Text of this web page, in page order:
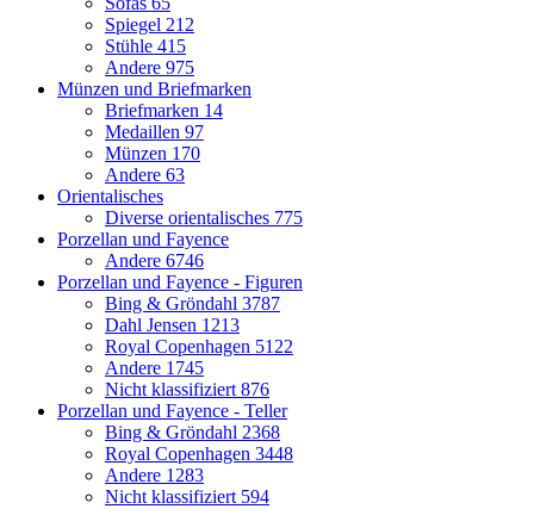
Spiegel 212
Stühle 415
Andere 975
Münzen und Briefmarken
Briefmarken 14
Medaillen 97
Münzen 170
Andere 63
Orientalisches
Diverse orientalisches 775
Porzellan und Fayence
Andere 6746
Porzellan und Fayence - Figuren
Bing & Gröndahl 3787
Dahl Jensen 1213
Royal Copenhagen 5122
Andere 1745
Nicht klassifiziert 876
Porzellan und Fayence - Teller
Bing & Gröndahl 2368
Royal Copenhagen 3448
Andere 1283
Nicht klassifiziert 594